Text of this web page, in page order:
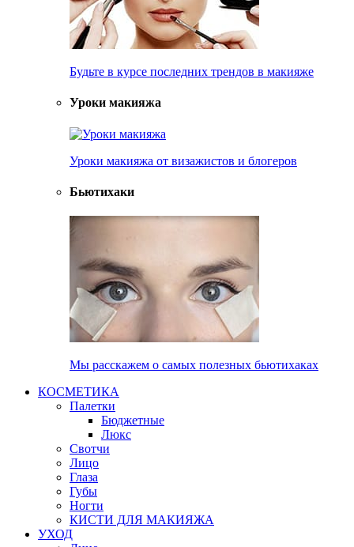
Будьте в курсе последних трендов в макияже
Уроки макияжа
Уроки макияжа от визажистов и блогеров
Бьютихаки
Мы расскажем о самых полезных бьютихаках
КОСМЕТИКА
Палетки
Бюджетные
Люкс
Свотчи
Лицо
Глаза
Губы
Ногти
КИСТИ ДЛЯ МАКИЯЖА
УХОД